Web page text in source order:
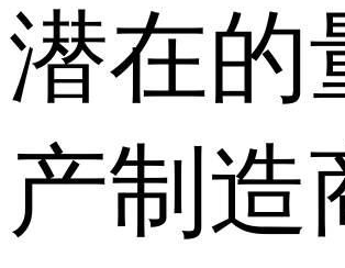
潜在的
产制造